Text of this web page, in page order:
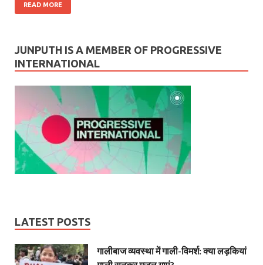
READ MORE
JUNPUTH IS A MEMBER OF PROGRESSIVE
INTERNATIONAL
LATEST POSTS
गालीबाज व्‍यवस्‍था में गाली-विमर्श: क्या लड़कियां